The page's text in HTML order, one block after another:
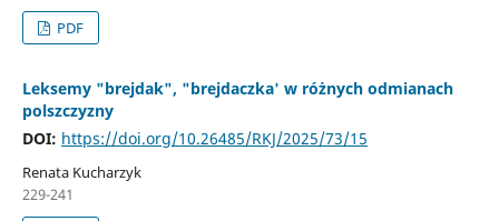
PDF
Leksemy "brejdak", "brejdaczka' w różnych odmianach
polszczyzny
DOI: https://doi.org/10.26485/RKJ/2025/73/15
Renata Kucharzyk
229-241